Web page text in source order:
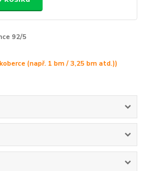
92/5
(např. 1 bm / 3,25 bm atd.))